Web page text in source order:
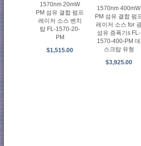
1570nm 20mW
PM 섬유 결합 펌프
레이저 소스 벤치
탑 FL-1570-20-
PM
$1,515.00
1570nm 400mW
PM 섬유 결합 펌
레이저 소스 for
섬유 증폭기s FL-
1570-400-PM 데
스크탑 유형
$3,925.00